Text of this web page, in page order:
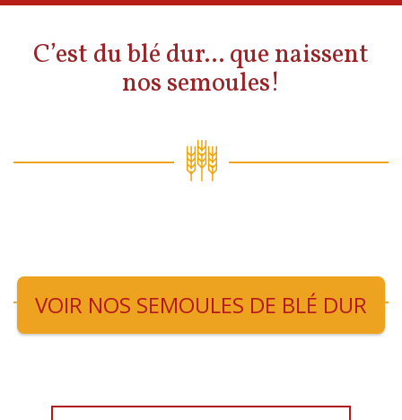
C’est du blé dur... que naissent
nos semoules!
VOIR NOS SEMOULES DE BLÉ DUR